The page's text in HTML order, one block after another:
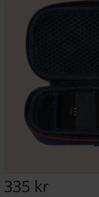
Skyddsfodral
335 kr